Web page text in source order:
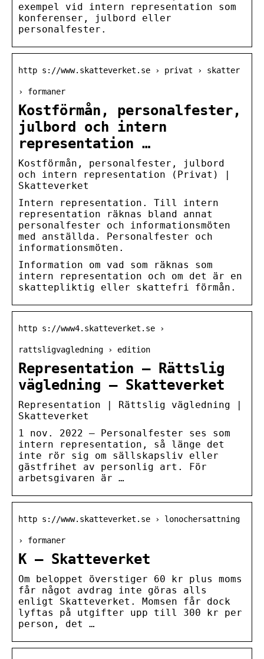
exempel vid intern representation som
konferenser, julbord eller
personalfester.
http s://www.skatteverket.se › privat › skatter
› formaner
Kostförmån, personalfester,
julbord och intern
representation …
Kostförmån, personalfester, julbord
och intern representation (Privat) |
Skatteverket
Intern representation. Till intern
representation räknas bland annat
personalfester och informationsmöten
med anställda. Personalfester och
informationsmöten.
Information om vad som räknas som
intern representation och om det är en
skattepliktig eller skattefri förmån.
http s://www4.skatteverket.se ›
rattsligvagledning › edition
Representation – Rättslig
vägledning – Skatteverket
Representation | Rättslig vägledning |
Skatteverket
1 nov. 2022 — Personalfester ses som
intern representation, så länge det
inte rör sig om sällskapsliv eller
gästfrihet av personlig art. För
arbetsgivaren är …
http s://www.skatteverket.se › lonochersattning
› formaner
K – Skatteverket
Om beloppet överstiger 60 kr plus moms
får något avdrag inte göras alls
enligt Skatteverket. Momsen får dock
lyftas på utgifter upp till 300 kr per
person, det …